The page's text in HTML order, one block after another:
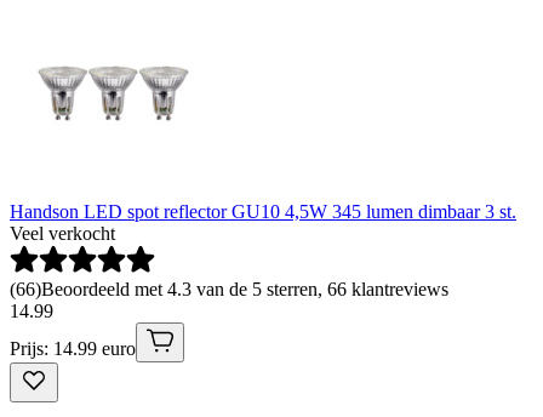
Handson LED spot reflector GU10 4,5W 345 lumen dimbaar 3 st.
Veel verkocht
(66)Beoordeeld met 4.3 van de 5 sterren, 66 klantreviews
14.99
Prijs: 14.99 euro